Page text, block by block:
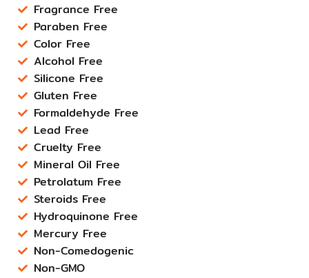
Fragrance Free
Paraben Free
Color Free
Alcohol Free
Silicone Free
Gluten Free
Formaldehyde Free
Lead Free
Cruelty Free
Mineral Oil Free
Petrolatum Free
Steroids Free
Hydroquinone Free
Mercury Free
Non-Comedogenic
Non-GMO